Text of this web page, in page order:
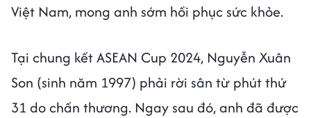
Việt Nam, mong anh sớm hồi phục sức khỏe.
Tại chung kết ASEAN Cup 2024, Nguyễn Xuân
Son (sinh năm 1997) phải rời sân từ phút thứ
31 do chấn thương. Ngay sau đó, anh đã được